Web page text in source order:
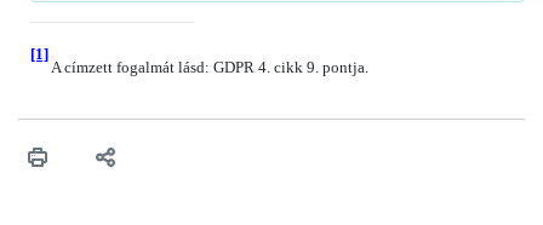
[1]
A címzett fogalmát lásd: GDPR 4. cikk 9. pontja.